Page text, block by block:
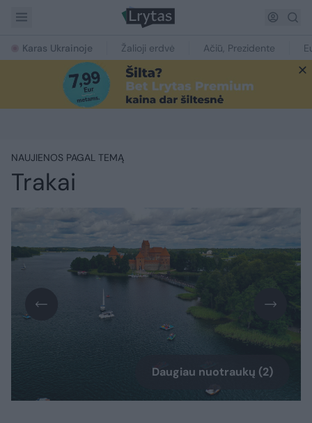
Karas Ukrainoje Žalioji erdvė Ačiū, Prezidente
NAUJIENOS PAGAL TEMĄ
Trakai
Daugiau nuotraukų (2)